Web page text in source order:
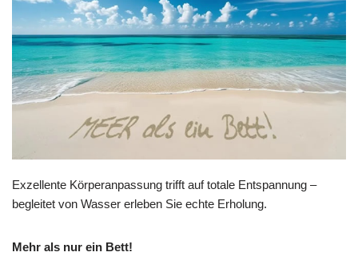
Exzellente Körperanpassung trifft auf totale Entspannung –
begleitet von Wasser erleben Sie echte Erholung.
Mehr als nur ein Bett!